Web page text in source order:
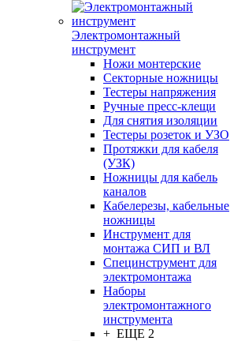
Электромонтажный
инструмент
Ножи монтерские
Секторные ножницы
Тестеры напряжения
Ручные пресс-клещи
Для снятия изоляции
Тестеры розеток и УЗО
Протяжки для кабеля
(УЗК)
Ножницы для кабель
каналов
Кабелерезы, кабельные
ножницы
Инструмент для
монтажа СИП и ВЛ
Специнструмент для
электромонтажа
Наборы
электромонтажного
инструмента
+ ЕЩЕ 2